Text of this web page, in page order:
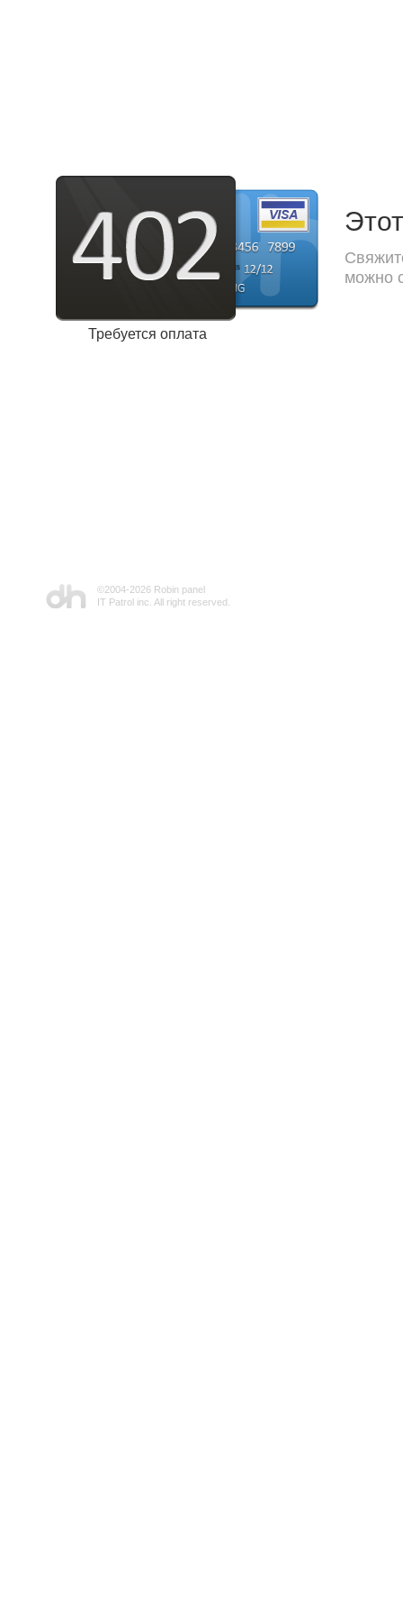
Требуется оплата
можно
©2004-2026 Robin panel
IT Patrol inc. All right reserved.